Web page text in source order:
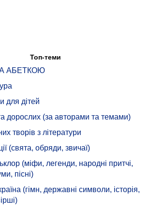
Топ-теми
АБЕТКОЮ
для дітей
дорослих (за авторами та темами)
творів з літератури
(свята, обряди, звичаї)
(міфи, легенди, народні притчі,
пісні)
(гімн, державні символи, історія,